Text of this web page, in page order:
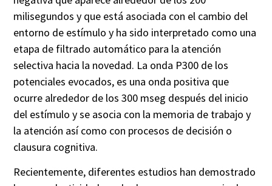
milisegundos y que está asociada con el cambio del
entorno de estímulo y ha sido interpretado como una
etapa de filtrado automático para la atención
selectiva hacia la novedad. La onda P300 de los
potenciales evocados, es una onda positiva que
ocurre alrededor de los 300 mseg después del inicio
del estímulo y se asocia con la memoria de trabajo y
la atención así como con procesos de decisión o
clausura cognitiva.
Recientemente, diferentes estudios han demostrado